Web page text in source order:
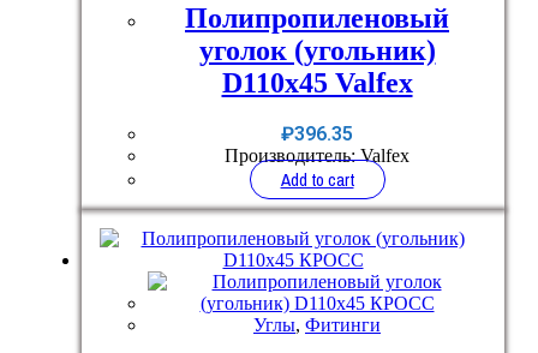
Полипропиленовый
уголок (угольник)
D110x45 Valfex
₽396.35
Производитель: Valfex
Add to cart
Углы, Фитинги